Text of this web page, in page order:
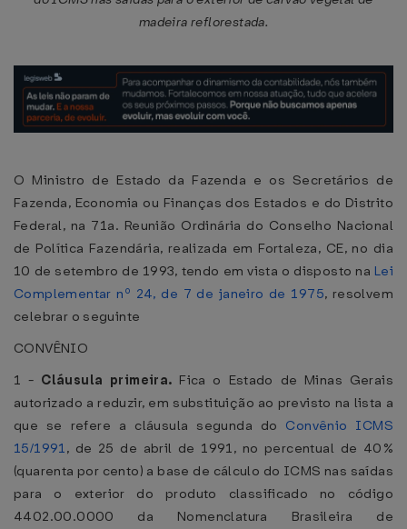
madeira reflorestada.
O Ministro de Estado da Fazenda e os Secretários de
Fazenda, Economia ou Finanças dos Estados e do Distrito
Federal, na 71a. Reunião Ordinária do Conselho Nacional
de Política Fazendária, realizada em Fortaleza, CE, no dia
10 de setembro de 1993, tendo em vista o disposto na Lei
Complementar nº 24, de 7 de janeiro de 1975, resolvem
celebrar o seguinte
CONVÊNIO
1 - Cláusula primeira. Fica o Estado de Minas Gerais
autorizado a reduzir, em substituição ao previsto na lista a
que se refere a cláusula segunda do Convênio ICMS
15/1991, de 25 de abril de 1991, no percentual de 40%
(quarenta por cento) a base de cálculo do ICMS nas saídas
para o exterior do produto classificado no código
4402.00.0000 da Nomenclatura Brasileira de